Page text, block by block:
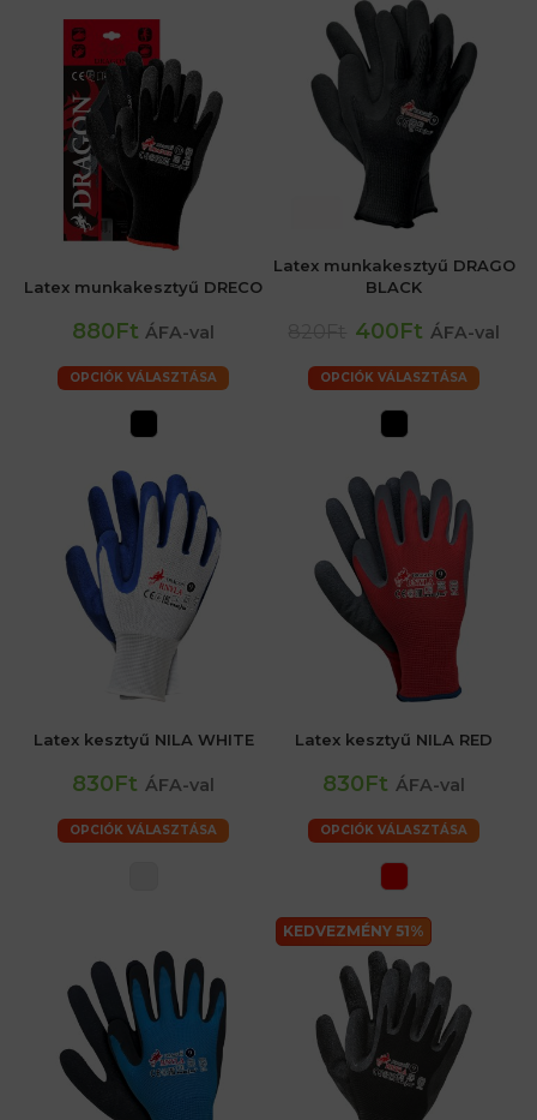
Latex munkakesztyű DRECO
880Ft ÁFA-val
OPCIÓK VÁLASZTÁSA
Latex munkakesztyű DRAGO
BLACK
400Ft ÁFA-val
OPCIÓK VÁLASZTÁSA
Latex kesztyű NILA WHITE
830Ft ÁFA-val
OPCIÓK VÁLASZTÁSA
Latex kesztyű NILA RED
830Ft ÁFA-val
OPCIÓK VÁLASZTÁSA
KEDVEZMÉNY 51%